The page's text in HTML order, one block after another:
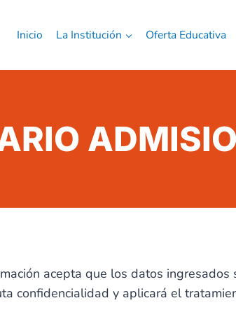
Inicio La Institución Oferta Educativa
acepta que los datos ingresados
confidencialidad y aplicará el